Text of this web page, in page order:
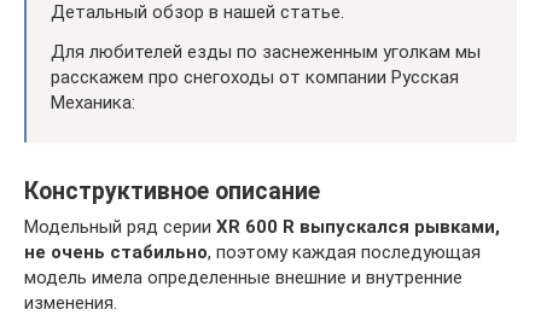
Детальный обзор в нашей статье.
Для любителей езды по заснеженным уголкам мы
расскажем про снегоходы от компании Русская
Механика:
Конструктивное описание
Модельный ряд серии XR 600 R выпускался рывками,
не очень стабильно, поэтому каждая последующая
модель имела определенные внешние и внутренние
изменения.